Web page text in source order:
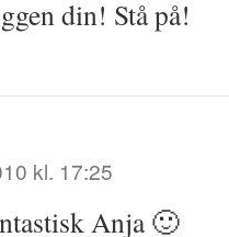
din! Stå på!
kl. 17:25
Anja 🙂